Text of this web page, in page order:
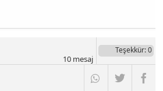
Teşekkür: 0
10mesaj